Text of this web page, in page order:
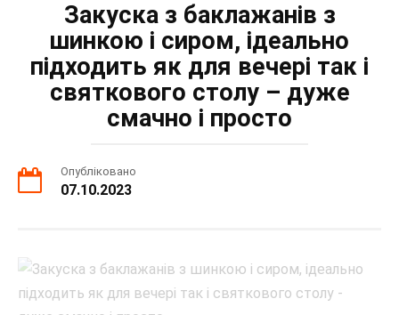
Закуска з баклажанів з
шинкою і сиром, ідеально
підходить як для вечері так і
святкового столу – дуже
смачно і просто
Опубліковано
07.10.2023